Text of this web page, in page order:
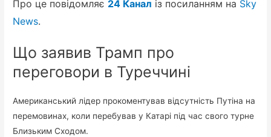
Про це повідомляє 24 Канал із посиланням на Sky
News.
Що заявив Трамп про
переговори в Туреччині
Американський лідер прокоментував відсутність Путіна на
перемовинах, коли перебував у Катарі під час свого турне
Близьким Сходом.